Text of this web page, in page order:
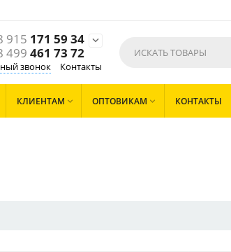
915 171 59 34
499 461 73 72

звонок Контакты
КЛИЕНТАМ  ОПТОВИКАМ  КОНТАКТЫ